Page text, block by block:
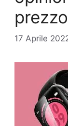
prezzo
17 Aprile